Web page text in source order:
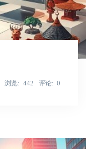
浏览 442 评论 0